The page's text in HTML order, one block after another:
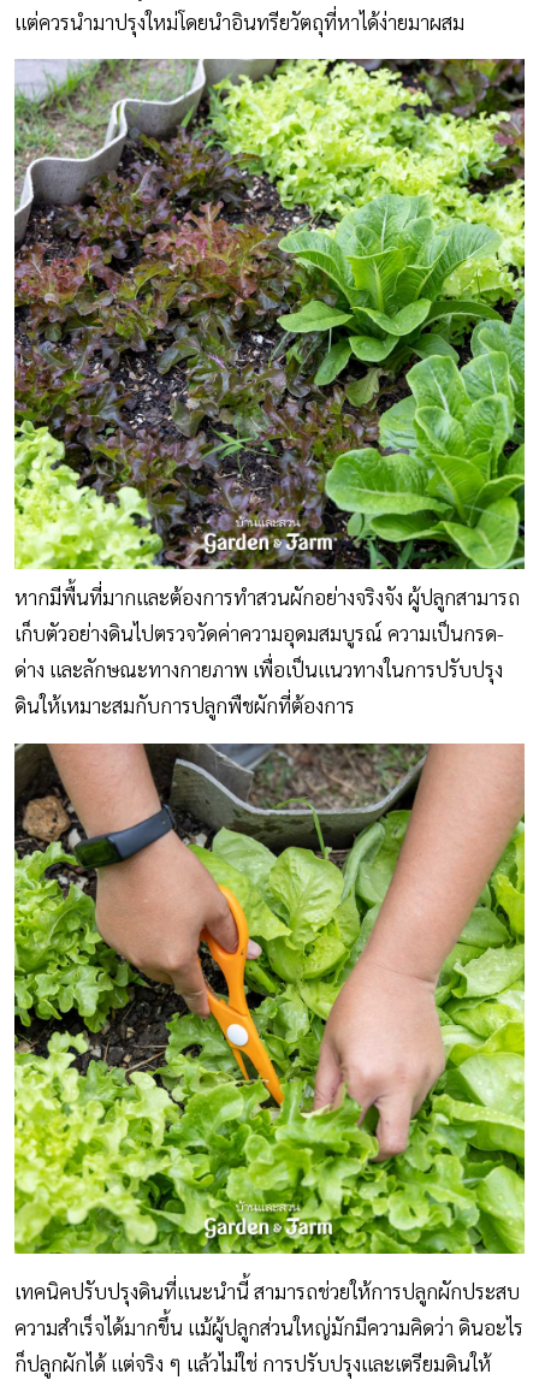
แต่ควรนำมาปรุงใหม่โดยนำอินทรียวัตถุที่หาได้ง่ายมาผสม
หากมีพื้นที่มากและต้องการทำสวนผักอย่างจริงจัง ผู้ปลูกสามารถ
เก็บตัวอย่างดินไปตรวจวัดค่าความอุดมสมบูรณ์ ความเป็นกรด-
ด่าง และลักษณะทางกายภาพ เพื่อเป็นแนวทางในการปรับปรุง
ดินให้เหมาะสมกับการปลูกพืชผักที่ต้องการ
เทคนิคปรับปรุงดินที่แนะนำนี้ สามารถช่วยให้การปลูกผักประสบ
ความสำเร็จได้มากขึ้น แม้ผู้ปลูกส่วนใหญ่มักมีความคิดว่า ดินอะไร
ก็ปลูกผักได้ แต่จริง ๆ แล้วไม่ใช่ การปรับปรุงและเตรียมดินให้